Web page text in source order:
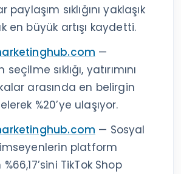
paylaşım sıklığını yaklaşık
en büyük artışı kaydetti.
—
sıklığı, yatırımını
arasında en belirgin
%20’ye ulaşıyor.
— Sosyal
platform
TikTok Shop